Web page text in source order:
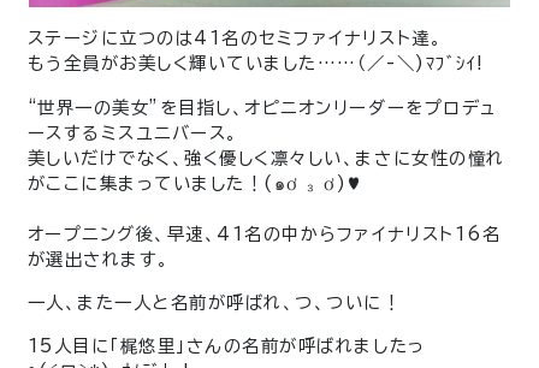
ステージに立つのは41名のセミファイナリスト達。
もう全員がお美しく輝いていました……（／-＼)ﾏﾌﾞｼｲ!
“世界一の美女”を目指し、オピニオンリーダーをプロデュ
ースするミスユニバース。
美しいだけでなく、強く優しく凛々しい、まさに女性の憧れ
がここに集まっていました！(๑ơ ₃ ơ)♥
オープニング後、早速、41名の中からファイナリスト16名
が選出されます。
一人、また一人と名前が呼ばれ、つ、ついに！
15人目に「梶悠里」さんの名前が呼ばれましたっ